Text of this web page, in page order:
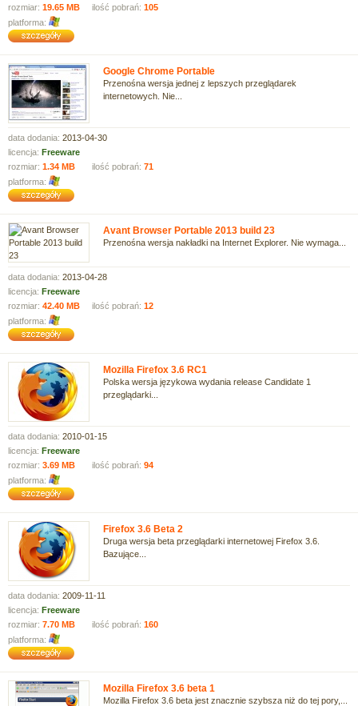
rozmiar: 19.65 MB ilość pobrań: 105
platforma:
Google Chrome Portable
Przenośna wersja jednej z lepszych przeglądarek
internetowych. Nie...
data dodania: 2013-04-30
licencja: Freeware
rozmiar: 1.34 MB ilość pobrań: 71
platforma:
Avant Browser Portable 2013 build 23
Przenośna wersja nakładki na Internet Explorer. Nie wymaga...
data dodania: 2013-04-28
licencja: Freeware
rozmiar: 42.40 MB ilość pobrań: 12
platforma:
Mozilla Firefox 3.6 RC1
Polska wersja językowa wydania release Candidate 1
przeglądarki...
data dodania: 2010-01-15
licencja: Freeware
rozmiar: 3.69 MB ilość pobrań: 94
platforma:
Firefox 3.6 Beta 2
Druga wersja beta przeglądarki internetowej Firefox 3.6.
Bazujące...
data dodania: 2009-11-11
licencja: Freeware
rozmiar: 7.70 MB ilość pobrań: 160
platforma:
Mozilla Firefox 3.6 beta 1
Mozilla Firefox 3.6 beta jest znacznie szybsza niż do tej pory,...